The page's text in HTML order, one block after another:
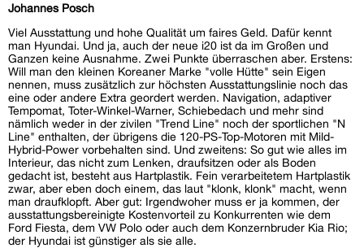
Johannes Posch
Viel Ausstattung und hohe Qualität um faires Geld. Dafür kennt
man Hyundai. Und ja, auch der neue i20 ist da im Großen und
Ganzen keine Ausnahme. Zwei Punkte überraschen aber. Erstens:
Will man den kleinen Koreaner Marke "volle Hütte" sein Eigen
nennen, muss zusätzlich zur höchsten Ausstattungslinie noch das
eine oder andere Extra geordert werden. Navigation, adaptiver
Tempomat, Toter-Winkel-Warner, Schiebedach und mehr sind
nämlich weder in der zivilen "Trend Line" noch der sportlichen "N
Line" enthalten, der übrigens die 120-PS-Top-Motoren mit Mild-
Hybrid-Power vorbehalten sind. Und zweitens: So gut wie alles im
Interieur, das nicht zum Lenken, draufsitzen oder als Boden
gedacht ist, besteht aus Hartplastik. Fein verarbeitetem Hartplastik
zwar, aber eben doch einem, das laut "klonk, klonk" macht, wenn
man draufklopft. Aber gut: Irgendwoher muss er ja kommen, der
ausstattungsbereinigte Kostenvorteil zu Konkurrenten wie dem
Ford Fiesta, dem VW Polo oder auch dem Konzernbruder Kia Rio;
der Hyundai ist günstiger als sie alle.